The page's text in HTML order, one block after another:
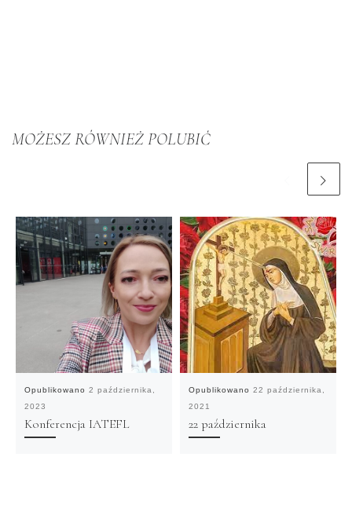
MOŻESZ RÓWNIEŻ POLUBIĆ
Opublikowano 2 października,
2023
Konferencja IATEFL
Opublikowano 22 października,
2021
22 października